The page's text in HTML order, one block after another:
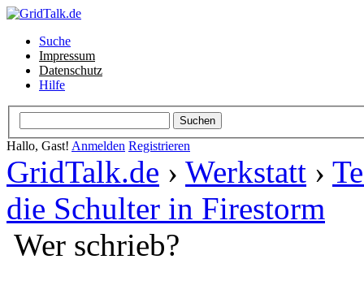
Suche
Impressum
Datenschutz
Hilfe
Hallo, Gast! Anmelden Registrieren
GridTalk.de › Werkstatt ›
die Schulter in Firestorm
Wer schrieb?